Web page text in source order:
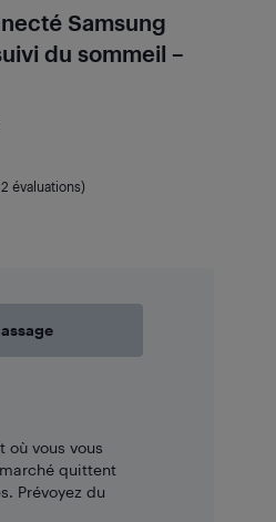
Samsung
du sommeil –
évaluations)
où vous vous
quittent
Prévoyez du